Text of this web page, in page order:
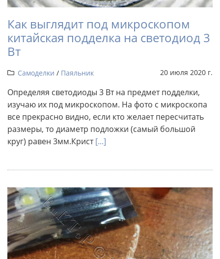
Как выглядит под микроскопом
китайская подделка на светодиод 3
Вт
Самоделки / Паяльник 20 июля 2020 г.
Определяя светодиоды 3 Вт на предмет подделки,
изучаю их под микроскопом. На фото с микроскопа
все прекрасно видно, если кто желает пересчитать
размеры, то диаметр подложки (самый большой
круг) равен 3мм.Крист[...]